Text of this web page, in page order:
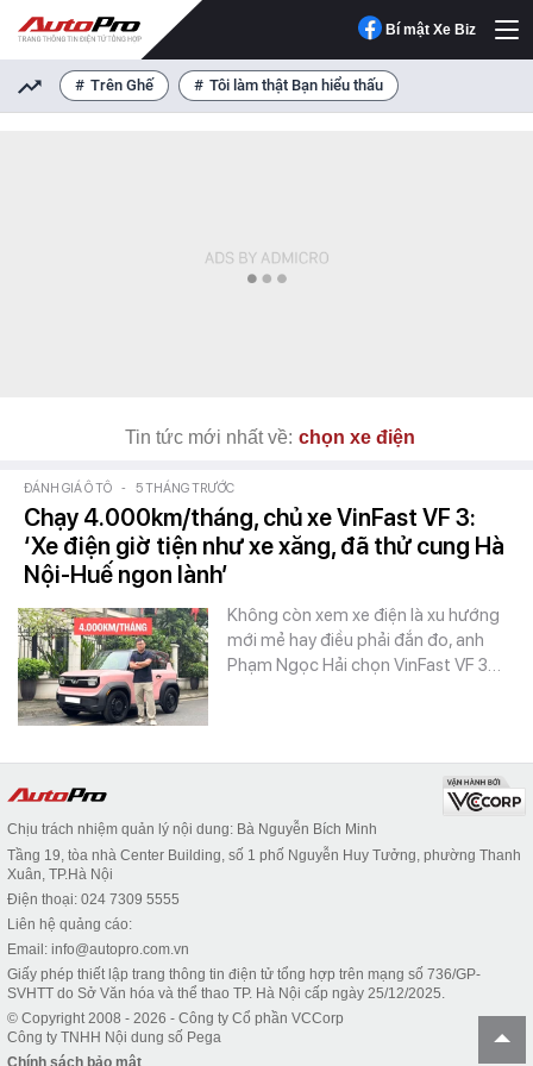
Bí mật Xe Biz
Trên Ghế Tôi làm thật Bạn hiểu thấu
Tin tức mới nhất về: chọn xe điện
ĐÁNH GIÁ Ô TÔ - 5 THÁNG TRƯỚC
Chạy 4.000km/tháng, chủ xe VinFast VF 3:
‘Xe điện giờ tiện như xe xăng, đã thử cung Hà
Nội-Huế ngon lành’
Không còn xem xe điện là xu hướng
mới mẻ hay điều phải đắn đo, anh
Phạm Ngọc Hải chọn VinFast VF 3…
Chịu trách nhiệm quản lý nội dung: Bà Nguyễn Bích Minh
Tầng 19, tòa nhà Center Building, số 1 phố Nguyễn Huy Tưởng, phường Thanh
Xuân, TP.Hà Nội
Điện thoại: 024 7309 5555
Liên hệ quảng cáo:
Email: info@autopro.com.vn
Giấy phép thiết lập trang thông tin điện tử tổng hợp trên mạng số 736/GP-
SVHTT do Sở Văn hóa và thể thao TP. Hà Nội cấp ngày 25/12/2025.
© Copyright 2008 - 2026 - Công ty Cổ phần VCCorp
Công ty TNHH Nội dung số Pega
Chính sách bảo mật